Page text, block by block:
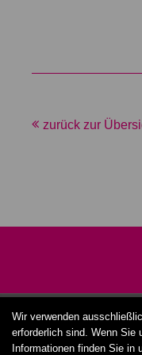
zurück zur
Wir verwenden
erforderlich sind. Wenn Sie
Informationen finden Sie in